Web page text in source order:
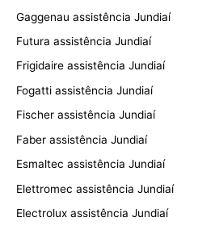
Gaggenau assistência Jundiaí
Futura assistência Jundiaí
Frigidaire assistência Jundiaí
Fogatti assistência Jundiaí
Fischer assistência Jundiaí
Faber assistência Jundiaí
Esmaltec assistência Jundiaí
Elettromec assistência Jundiaí
Electrolux assistência Jundiaí